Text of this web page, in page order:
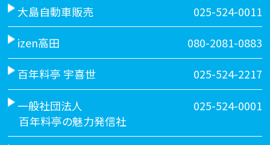
大島自動車販売 025-524-0011
izen高田 080-2081-0883
百年料亭 宇喜世 025-524-2217
一般社団法人
百年料亭の魅力発信社
025-524-0001